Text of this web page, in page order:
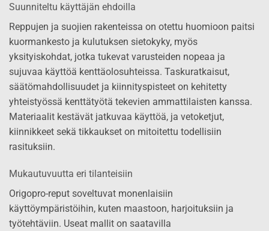
Suunniteltu käyttäjän ehdoilla
Reppujen ja suojien rakenteissa on otettu huomioon paitsi
kuormankesto ja kulutuksen sietokyky, myös
yksityiskohdat, jotka tukevat varusteiden nopeaa ja
sujuvaa käyttöä kenttäolosuhteissa. Taskuratkaisut,
säätömahdollisuudet ja kiinnityspisteet on kehitetty
yhteistyössä kenttätyötä tekevien ammattilaisten kanssa.
Materiaalit kestävät jatkuvaa käyttöä, ja vetoketjut,
kiinnikkeet sekä tikkaukset on mitoitettu todellisiin
rasituksiin.
Mukautuvuutta eri tilanteisiin
Origopro-reput soveltuvat monenlaisiin
käyttöympäristöihin, kuten maastoon, harjoituksiin ja
työtehtäviin. Useat mallit on saatavilla